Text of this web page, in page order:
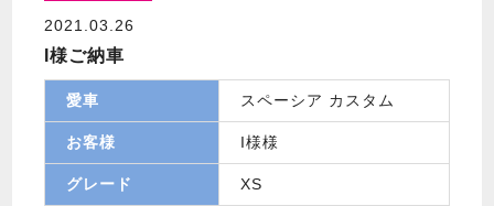
2021.03.26
I様ご納車
愛車 スペーシア カスタム
お客様 I様様
グレード XS